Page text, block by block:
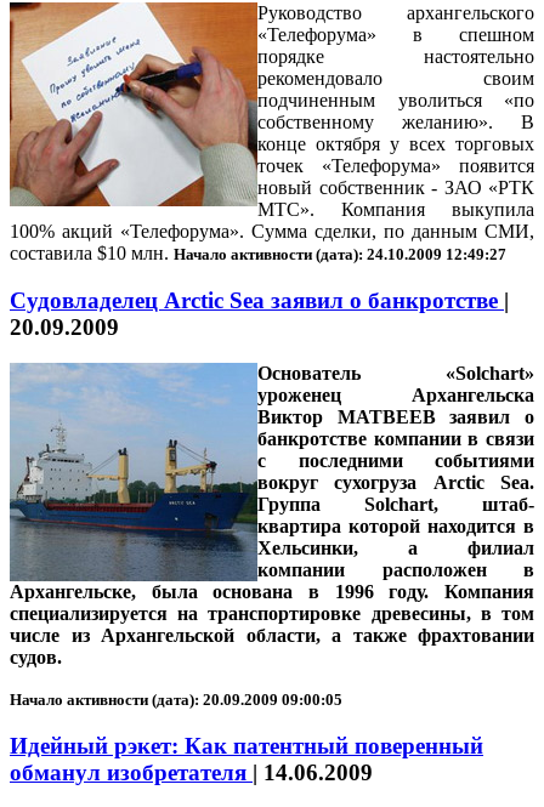
Руководство архангельского
«Телефорума» в спешном
порядке настоятельно
рекомендовало своим
подчиненным уволиться «по
собственному желанию». В
конце октября у всех торговых
точек «Телефорума» появится
новый собственник - ЗАО «РТК
МТС». Компания выкупила
100% акций «Телефорума». Сумма сделки, по данным СМИ,
составила $10 млн. Начало активности (дата): 24.10.2009 12:49:27
Судовладелец Arctic Sea заявил о банкротстве |
20.09.2009
Основатель «Solchart»
уроженец Архангельска
Виктор МАТВЕЕВзаявил о
банкротстве компании в связи
с последними событиями
вокруг сухогруза Arctic Sea.
Группа Solchart, штаб-
квартира которой находится в
Хельсинки, а филиал
компании расположен в
Архангельске, была основана в 1996 году. Компания
специализируется на транспортировке древесины, в том
числе из Архангельской области, а также фрахтовании
судов.
Начало активности (дата): 20.09.2009 09:00:05
Идейный рэкет: Как патентный поверенный
обманул изобретателя | 14.06.2009